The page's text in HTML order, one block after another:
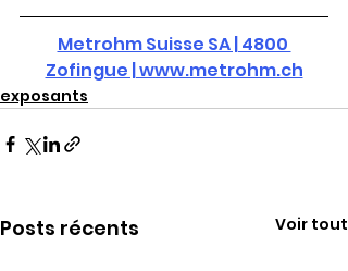
Metrohm Suisse SA | 4800
Zofingue | www.metrohm.ch
exposants
Posts récents Voir tout